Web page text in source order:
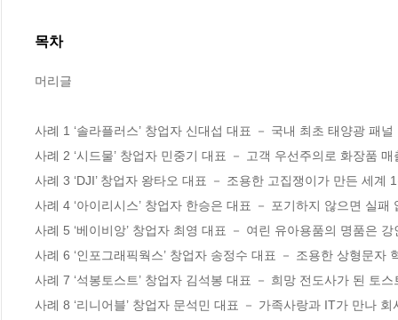
목차
머리글
사례 1 ‘솔라플러스’ 창업자 신대섭 대표 － 국내 최초 태양광 패
사례 2 ‘시드물’ 창업자 민중기 대표 － 고객 우선주의로 화장품
사례 3 ‘DJI’ 창업자 왕타오 대표 － 조용한 고집쟁이가 만든 세계
사례 4 ‘아이리시스’ 창업자 한승은 대표 － 포기하지 않으면 실패
사례 5 ‘베이비앙’ 창업자 최영 대표 － 여린 유아용품의 명품은
사례 6 ‘인포그래픽웍스’ 창업자 송정수 대표 － 조용한 상형문자
사례 7 ‘석봉토스트’ 창업자 김석봉 대표 － 희망 전도사가 된 토
사례 8 ‘리니어블’ 창업자 문석민 대표 － 가족사랑과 IT가 만나 회